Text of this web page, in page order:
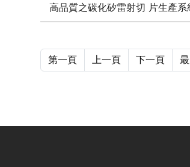
高品質之碳化矽雷射切 片生產
第一頁 上一頁 下一頁